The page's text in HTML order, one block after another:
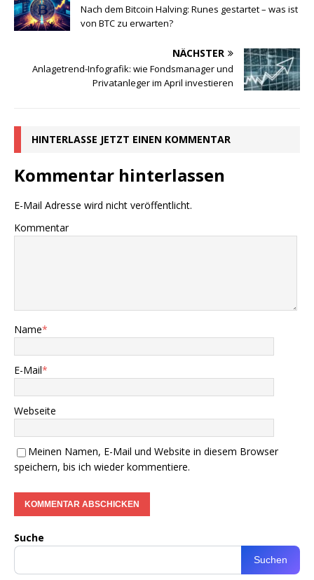
Nach dem Bitcoin Halving: Runes gestartet – was ist
von BTC zu erwarten?
NÄCHSTER
Anlagetrend-Infografik: wie Fondsmanager und
Privatanleger im April investieren
HINTERLASSE JETZT EINEN KOMMENTAR
Kommentar hinterlassen
E-Mail Adresse wird nicht veröffentlicht.
Kommentar
Name*
E-Mail*
Webseite
Meinen Namen, E-Mail und Website in diesem Browser
speichern, bis ich wieder kommentiere.
Suche
Suchen